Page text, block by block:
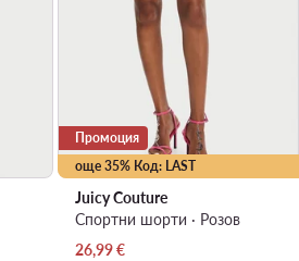
още 35% Код: LAST
Промоция
Juicy Couture
Спортни шорти · Розов
Актуална цена
26,99€